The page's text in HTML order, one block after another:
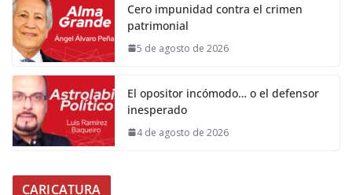
Cero impunidad contra el crimen
patrimonial
5 de agosto de 2026
El opositor incómodo… o el defensor
inesperado
4 de agosto de 2026
CARICATURA